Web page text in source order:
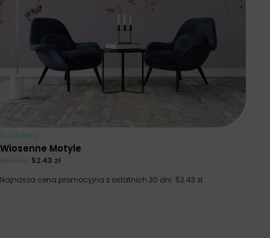
Fototapety
Wiosenne Motyle
52.43 zł
Najniższa cena promocyjna z ostatnich 30 dni: 52.43 zł.